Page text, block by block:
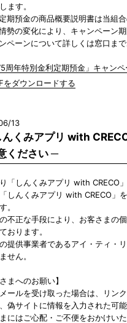
ます。
期預金の商品概要説明書は当組
勢の変化により、キャンペーン
ペーンについて詳しくは窓口まで
周年特別金利定期預金」キャン
をダウンロードする
13
んくみアプリ with
ください ─
「しんくみアプリ with CRECO
しんくみアプリ with CRECO」
。
不正な手段により、お客さまの
おります。
提供事業者であるアイ・ティ・
せん。
まへのお願い】
ールを受け取った場合は、リン
偽サイトに情報を入力された可
にはご心配・ご不便をおかけい